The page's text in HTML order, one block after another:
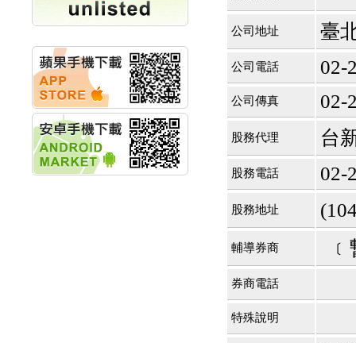
認證
聯博投信:聯博00404A
華旭先進:代重要子公司
碩通散熱股份有限公司
公告董事會通過發言人
及代理發
華旭先進:代重要子公司
碩通散熱股份有限公司
公告董事會決議發行員
工認股權
華旭先進:代重要子公司
公司地址 臺
公司電話 02-
公司傳真 02-
股務代理 台
股務電話 02-
股務地址
輔導券商 ﹝
券商電話
特殊說明